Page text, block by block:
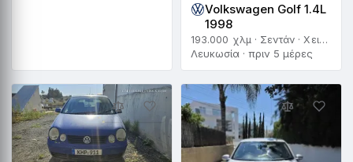
Volkswagen Golf 1.4L
1998
193.000 χλμ · Σεντάν · Χειροκίνητο
Λευκωσία · πριν 5 μέρες